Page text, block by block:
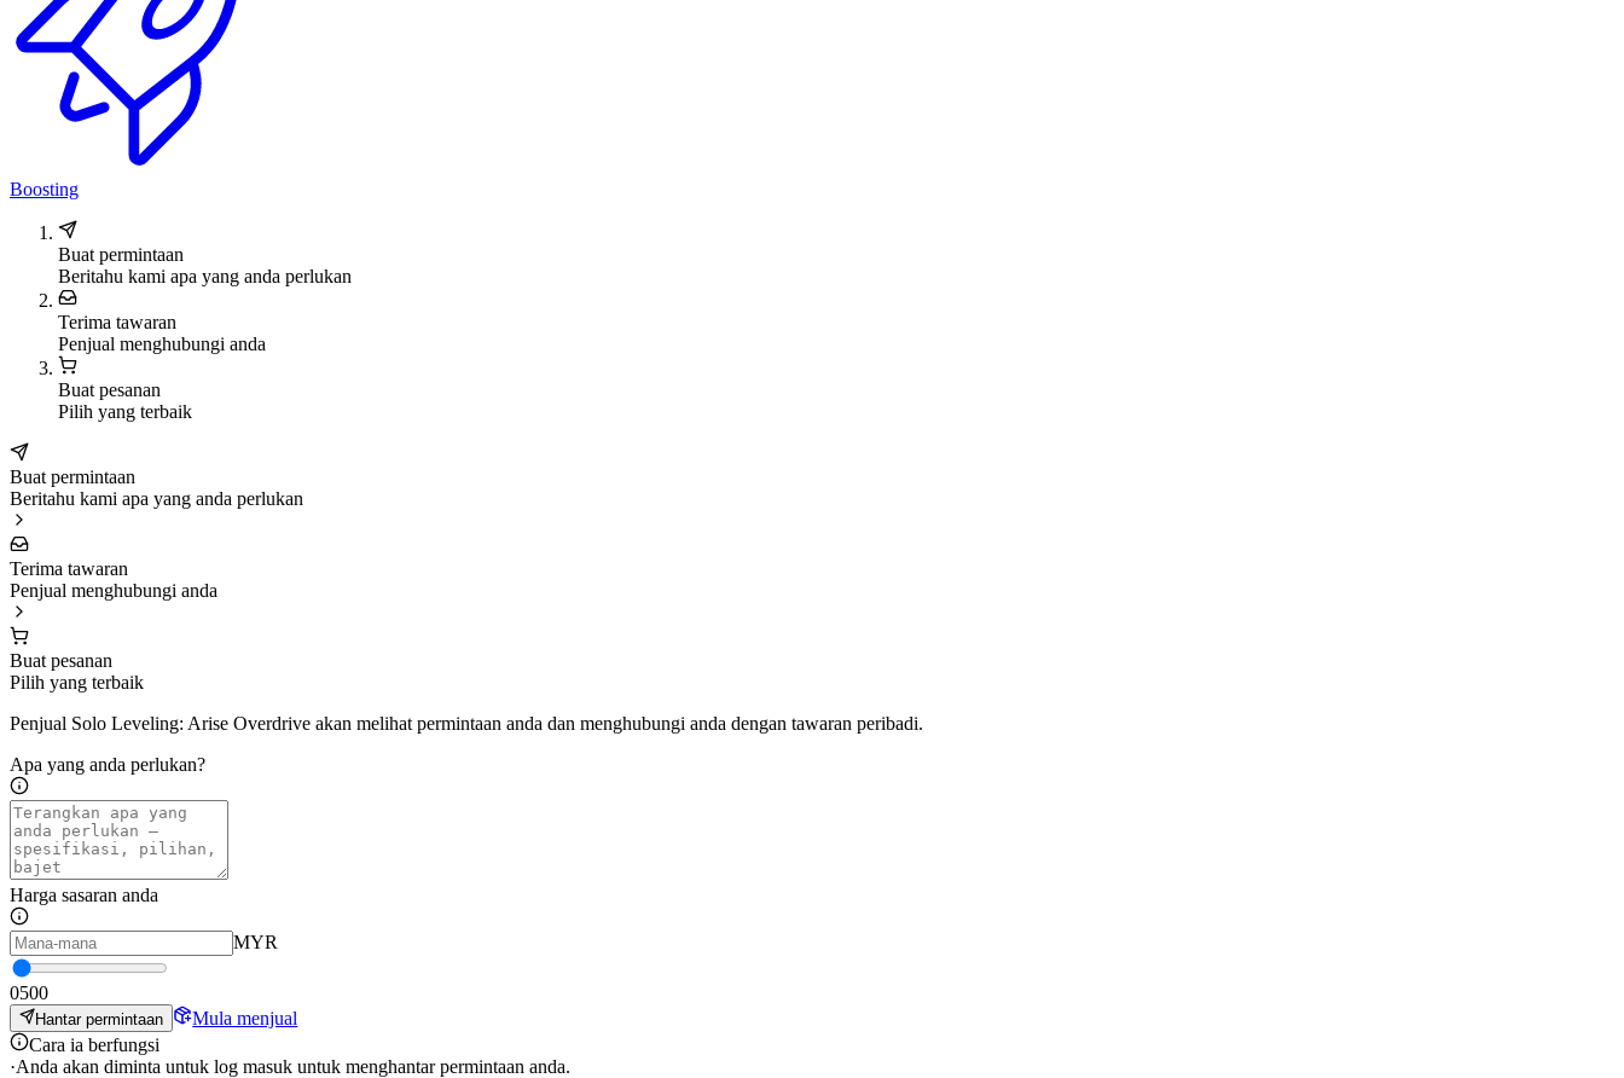
Boosting
Buat permintaan
Beritahu kami apa yang anda perlukan
Terima tawaran
Penjual menghubungi anda
Buat pesanan
Pilih yang terbaik
Buat permintaan
Beritahu kami apa yang anda perlukan
Terima tawaran
Penjual menghubungi anda
Buat pesanan
Pilih yang terbaik
Penjual Solo Leveling: Arise Overdrive akan melihat permintaan anda dan menghubungi anda dengan tawaran peribadi.
Apa yang anda perlukan?
Harga sasaran anda
MYR
0500
Hantar permintaan
Mula menjual
Cara ia berfungsi
·Anda akan diminta untuk log masuk untuk menghantar permintaan anda.